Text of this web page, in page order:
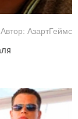
Автор: АзартГеймс